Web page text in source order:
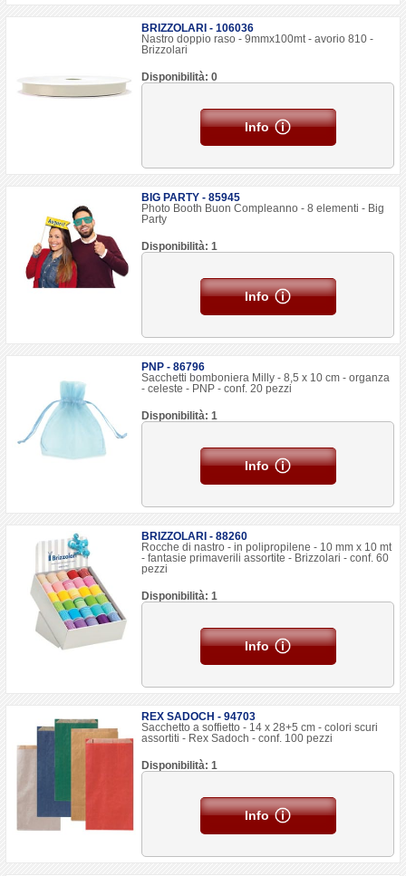
BRIZZOLARI - 106036
Nastro doppio raso - 9mmx100mt - avorio 810 -
Brizzolari
Disponibilità: 0
Info
BIG PARTY - 85945
Photo Booth Buon Compleanno - 8 elementi - Big
Party
Disponibilità: 1
Info
PNP - 86796
Sacchetti bomboniera Milly - 8,5 x 10 cm - organza
- celeste - PNP - conf. 20 pezzi
Disponibilità: 1
Info
BRIZZOLARI - 88260
Rocche di nastro - in polipropilene - 10 mm x 10 mt
- fantasie primaverili assortite - Brizzolari - conf. 60
pezzi
Disponibilità: 1
Info
REX SADOCH - 94703
Sacchetto a soffietto - 14 x 28+5 cm - colori scuri
assortiti - Rex Sadoch - conf. 100 pezzi
Disponibilità: 1
Info